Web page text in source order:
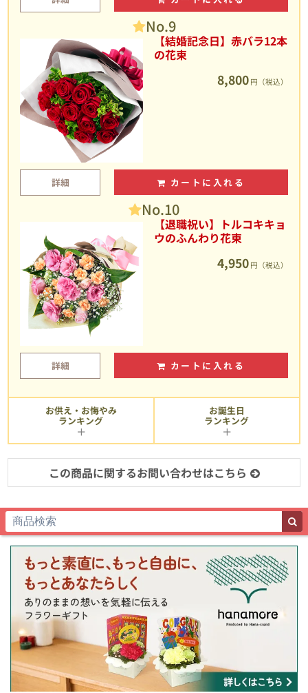
No.9
【結婚記念日】赤バラ12本
の花束
8,800 円（税込）
詳細 カートに入れる
No.10
【退職祝い】トルコキキョ
ウのふんわり花束
4,950 円（税込）
詳細 カートに入れる
お供え・お悔やみ
ランキング
お誕生日
ランキング
この商品に関するお問い合わせはこちら